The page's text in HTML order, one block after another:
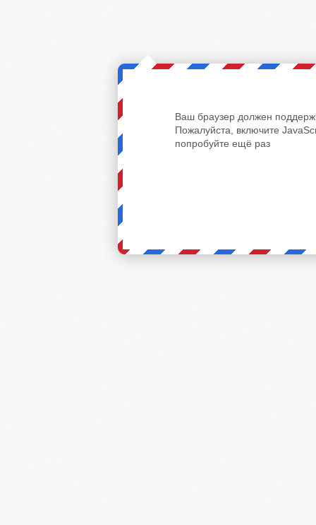
Ваш браузер должен
Пожалуйста, включите
попробуйте ещё раз